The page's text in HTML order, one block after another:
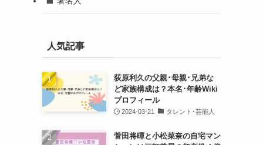
人気記事
荻原利久の父親･母親･兄弟な
ど家族構成は？本名･年齢Wiki
プロフィール
2024-03-21 タレント･芸能人
菅田将暉と小松菜奈の自宅マン